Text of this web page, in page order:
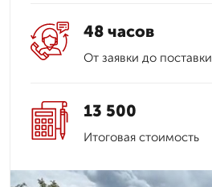
48 часов
От заявки до поставки
13 500
Итоговая стоимость